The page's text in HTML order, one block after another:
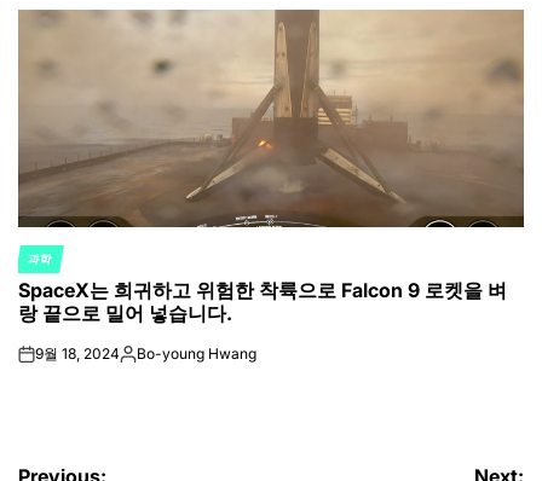
POSTED
IN
과학
SpaceX는 희귀하고 위험한 착륙으로 Falcon 9 로켓을 벼
랑 끝으로 밀어 넣습니다.
on9월 18, 2024Posted
Bo-young Hwang